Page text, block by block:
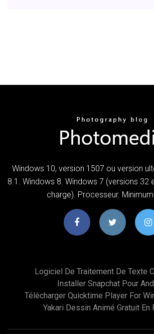
Windows 10, version 1507 ou version
8.1. Windows 8. Windows 7 (versions 32
charge). Processeur. Minimum
Logiciel De Traitement De Texte
Installer Snapchat Pour
Télécharger Quicktime Player For
Yakari Dessin Animé Gratuit En